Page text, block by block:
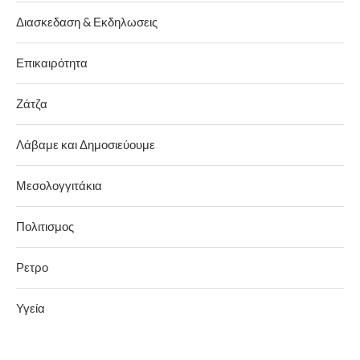
Διασκεδαση & Εκδηλωσεις
Επικαιρότητα
Ζάτζα
Λάβαμε και Δημοσιεύουμε
Μεσολογγιτάκια
Πολιτισμος
Ρετρο
Υγεία